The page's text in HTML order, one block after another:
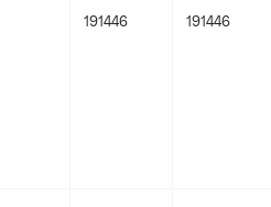
191446 191446